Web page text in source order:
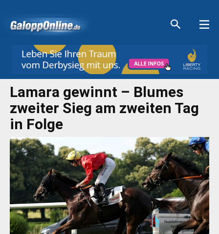
Lamara gewinnt – Blumes
zweiter Sieg am zweiten Tag
in Folge